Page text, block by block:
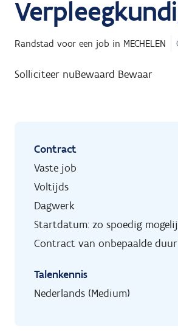
Randstad voor een job in MECHELEN
Solliciteer nuBewaard Bewaar
Contract
Vaste job
Voltijds
Dagwerk
Startdatum: zo spoedig
Contract van onbepaalde duur
Talenkennis
Nederlands (Medium)